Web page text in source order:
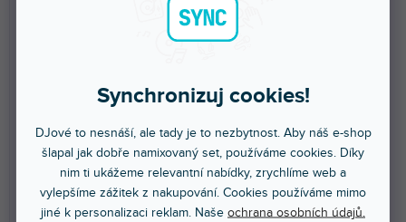
Synchronizuj cookies!
DJové to nesnáší, ale tady je to nezbytnost. Aby náš e-shop
šlapal jak dobře namixovaný set, používáme cookies. Díky
nim ti ukážeme relevantní nabídky, zrychlíme web a
vylepšíme zážitek z nakupování. Cookies používáme mimo
jiné k personalizaci reklam. Naše ochrana osobních údajů.
🔥 SEZONNÍ VÝPRODEJ
CX96-05 Kabelový set 6×
6,3mm mono jack/6,3mm
mono jack
Skladem na prodejně (9 ks)
🔥 SEZONNÍ VÝPRODEJ
CX07-0.50 Kombinovaný
kabel Powerconnector TR,
XLR samec/Powerconnector
TR, XLR samice, 0,5m
Skladem na prodejně(5 ks)